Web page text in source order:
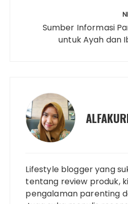
Sumber Informasi
untuk Ayah dan
Lifestyle blogger yang
tentang review produk,
pengalaman parenting